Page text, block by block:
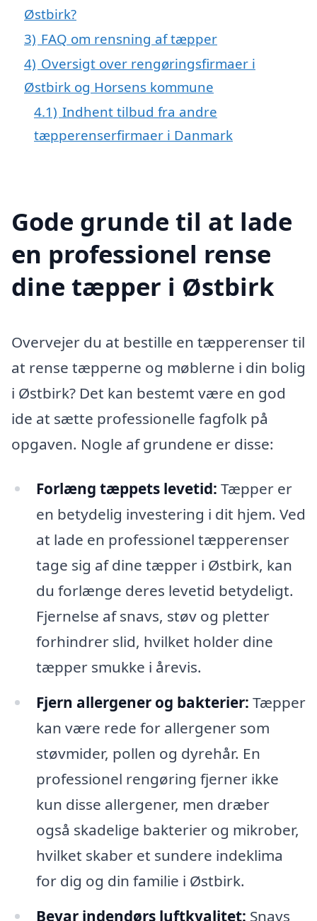
Østbirk?
3) FAQ om rensning af tæpper
4) Oversigt over rengøringsfirmaer i
Østbirk og Horsens kommune
4.1) Indhent tilbud fra andre
tæpperenserfirmaer i Danmark
Gode grunde til at lade
en professionel rense
dine tæpper i Østbirk
Overvejer du at bestille en tæpperenser til
at rense tæpperne og møblerne i din bolig
i Østbirk? Det kan bestemt være en god
ide at sætte professionelle fagfolk på
opgaven. Nogle af grundene er disse:
Forlæng tæppets levetid: Tæpper er
en betydelig investering i dit hjem. Ved
at lade en professionel tæpperenser
tage sig af dine tæpper i Østbirk, kan
du forlænge deres levetid betydeligt.
Fjernelse af snavs, støv og pletter
forhindrer slid, hvilket holder dine
tæpper smukke i årevis.
Fjern allergener og bakterier: Tæpper
kan være rede for allergener som
støvmider, pollen og dyrehår. En
professionel rengøring fjerner ikke
kun disse allergener, men dræber
også skadelige bakterier og mikrober,
hvilket skaber et sundere indeklima
for dig og din familie i Østbirk.
Bevar indendørs luftkvalitet: Snavs